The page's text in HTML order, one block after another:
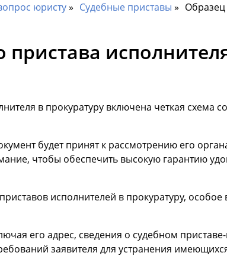
юристу Судебные приставы
в прокуратуру включена четкая схема
будет принят к рассмотрению его
чтобы обеспечить высокую гарантию
исполнителей в прокуратуру,
его адрес, сведения о судебном
заявителя для устранения